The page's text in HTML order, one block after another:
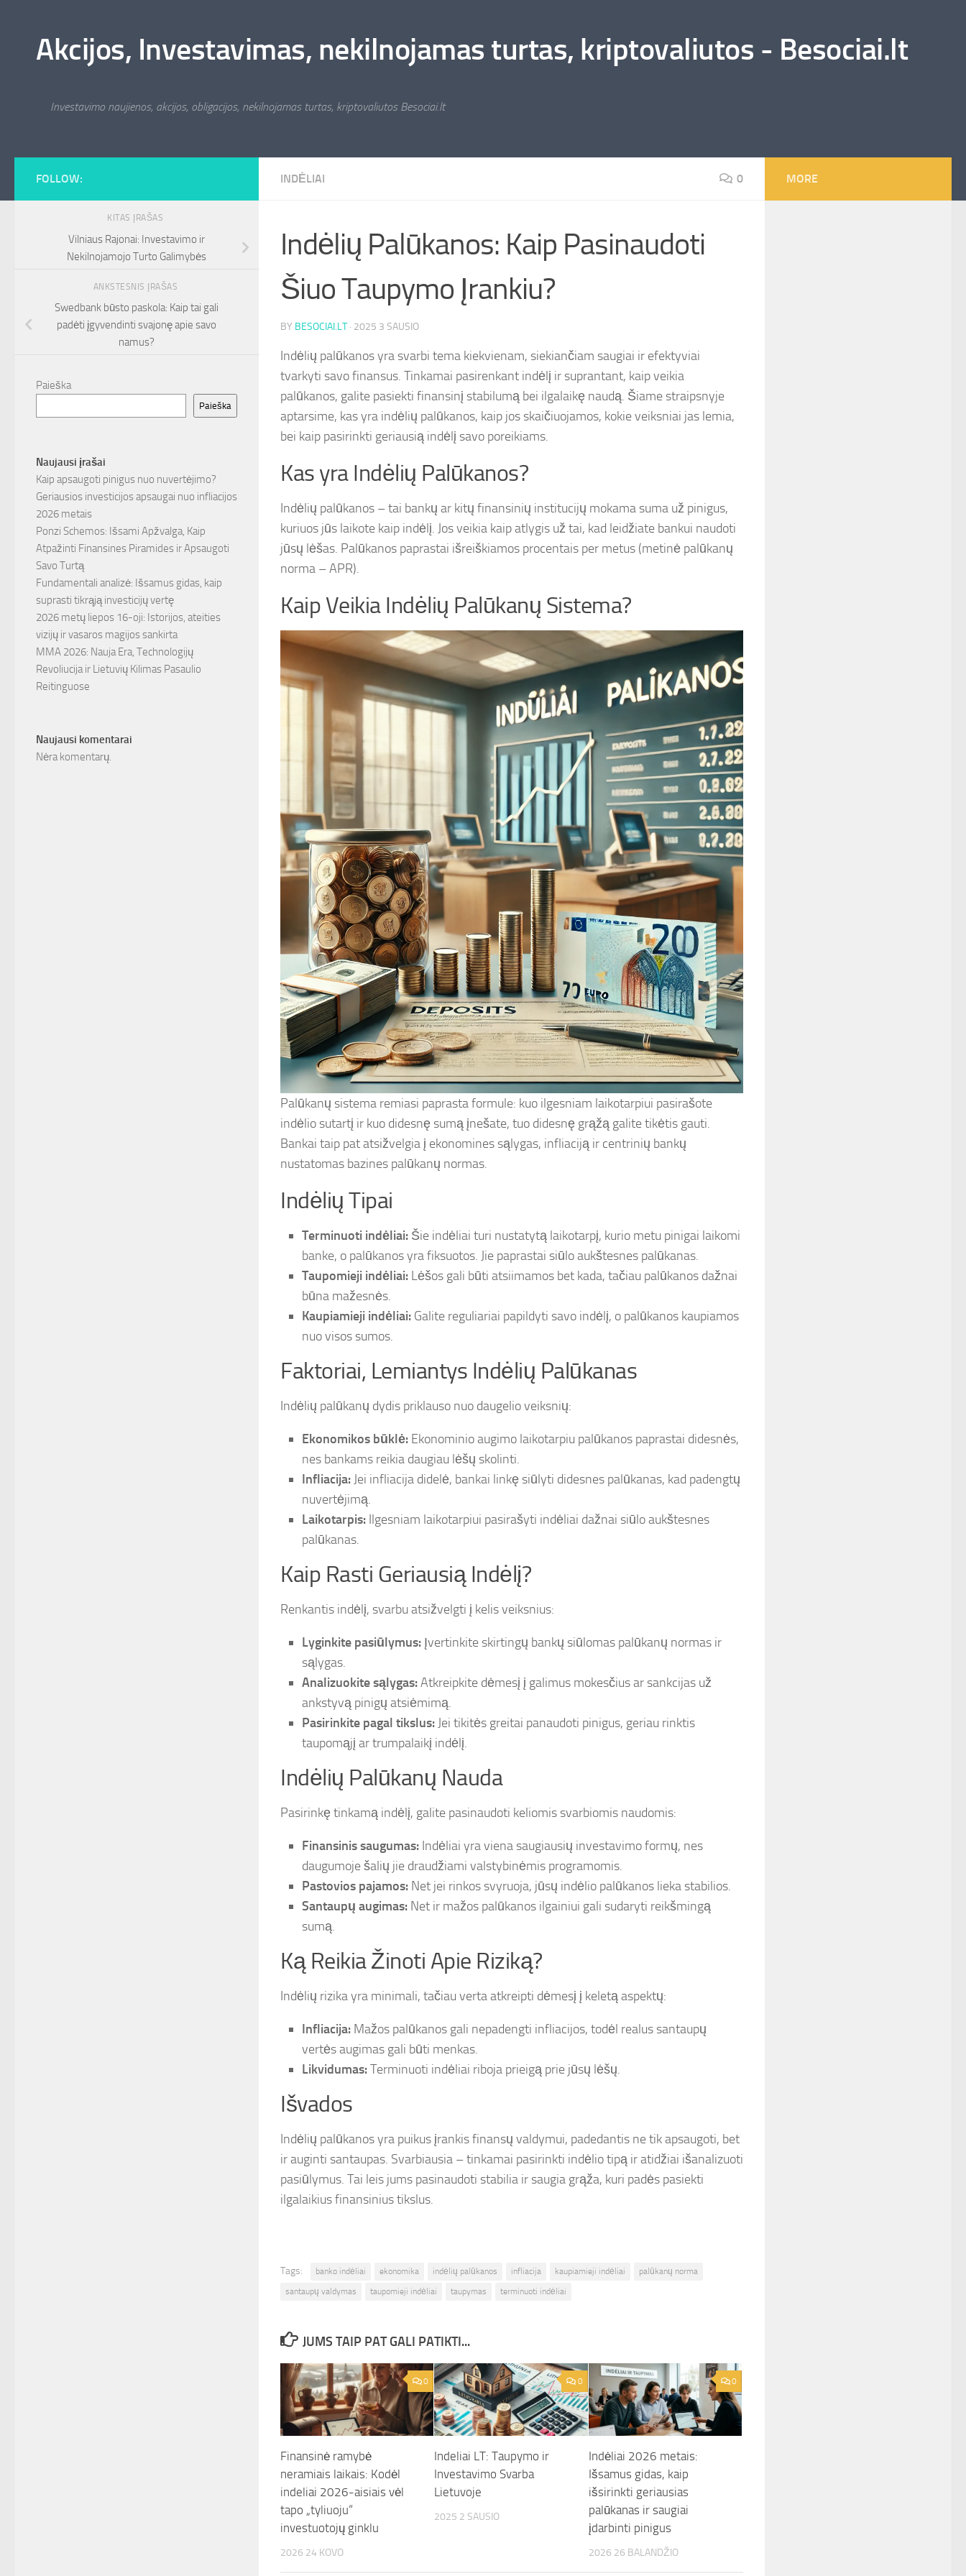
Akcijos, Investavimas, nekilnojamas turtas, kriptovaliutos - Besociai.lt
Investavimo naujienos, akcijos, obligacijos, nekilnojamas turtas, kriptovaliutos Besociai.lt
INDĖLIAI 0
Indėlių Palūkanos: Kaip Pasinaudoti
Šiuo Taupymo Įrankiu?
BY BESOCIAI.LT · 2025 3 SAUSIO
Indėlių palūkanos yra svarbi tema kiekvienam, siekiančiam saugiai ir efektyviai
tvarkyti savo finansus. Tinkamai pasirenkant indėlį ir suprantant, kaip veikia
palūkanos, galite pasiekti finansinį stabilumą bei ilgalaikę naudą. Šiame straipsnyje
aptarsime, kas yra indėlių palūkanos, kaip jos skaičiuojamos, kokie veiksniai jas lemia,
bei kaip pasirinkti geriausią indėlį savo poreikiams.
Kas yra Indėlių Palūkanos?
Indėlių palūkanos – tai bankų ar kitų finansinių institucijų mokama suma už pinigus,
kuriuos jūs laikote kaip indėlį. Jos veikia kaip atlygis už tai, kad leidžiate bankui naudoti
jūsų lėšas. Palūkanos paprastai išreiškiamos procentais per metus (metinė palūkanų
norma – APR).
Kaip Veikia Indėlių Palūkanų Sistema?
Palūkanų sistema remiasi paprasta formule: kuo ilgesniam laikotarpiui pasirašote
indėlio sutartį ir kuo didesnę sumą įnešate, tuo didesnę grąžą galite tikėtis gauti.
Bankai taip pat atsižvelgia į ekonomines sąlygas, infliaciją ir centrinių bankų
nustatomas bazines palūkanų normas.
Indėlių Tipai
Terminuoti indėliai: Šie indėliai turi nustatytą laikotarpį, kurio metu pinigai laikomi
banke, o palūkanos yra fiksuotos. Jie paprastai siūlo aukštesnes palūkanas.
Taupomieji indėliai: Lėšos gali būti atsiimamos bet kada, tačiau palūkanos dažnai
būna mažesnės.
Kaupiamieji indėliai: Galite reguliariai papildyti savo indėlį, o palūkanos kaupiamos
nuo visos sumos.
Faktoriai, Lemiantys Indėlių Palūkanas
Indėlių palūkanų dydis priklauso nuo daugelio veiksnių:
Ekonomikos būklė: Ekonominio augimo laikotarpiu palūkanos paprastai didesnės,
nes bankams reikia daugiau lėšų skolinti.
Infliacija: Jei infliacija didelė, bankai linkę siūlyti didesnes palūkanas, kad padengtų
nuvertėjimą.
Laikotarpis: Ilgesniam laikotarpiui pasirašyti indėliai dažnai siūlo aukštesnes
palūkanas.
Kaip Rasti Geriausią Indėlį?
Renkantis indėlį, svarbu atsižvelgti į kelis veiksnius:
Lyginkite pasiūlymus: Įvertinkite skirtingų bankų siūlomas palūkanų normas ir
sąlygas.
Analizuokite sąlygas:Atkreipkite dėmesį į galimus mokesčius ar sankcijas už
ankstyvą pinigų atsiėmimą.
Pasirinkite pagal tikslus: Jei tikitės greitai panaudoti pinigus, geriau rinktis
taupomąjį ar trumpalaikį indėlį.
Indėlių Palūkanų Nauda
Pasirinkę tinkamą indėlį, galite pasinaudoti keliomis svarbiomis naudomis:
Finansinis saugumas: Indėliai yra viena saugiausių investavimo formų, nes
daugumoje šalių jie draudžiami valstybinėmis programomis.
Pastovios pajamos: Net jei rinkos svyruoja, jūsų indėlio palūkanos lieka stabilios.
Santaupų augimas: Net ir mažos palūkanos ilgainiui gali sudaryti reikšmingą
sumą.
Ką Reikia Žinoti Apie Riziką?
Indėlių rizika yra minimali, tačiau verta atkreipti dėmesį į keletą aspektų:
Infliacija: Mažos palūkanos gali nepadengti infliacijos, todėl realus santaupų
vertės augimas gali būti menkas.
Likvidumas:Terminuoti indėliai riboja prieigą prie jūsų lėšų.
Išvados
Indėlių palūkanos yra puikus įrankis finansų valdymui, padedantis ne tik apsaugoti, bet
ir auginti santaupas. Svarbiausia – tinkamai pasirinkti indėlio tipą ir atidžiai išanalizuoti
pasiūlymus. Tai leis jums pasinaudoti stabilia ir saugia grąža, kuri padės pasiekti
ilgalaikius finansinius tikslus.
Tags: banko indėliai ekonomika indėlių palūkanos infliacija kaupiamieji indėliai
palūkanų norma
santaupų valdymas
taupomieji indėliai taupymas terminuoti indėliai
JUMS TAIP PAT GALI PATIKTI...
0
Finansinė ramybė
neramiais laikais: Kodėl
indeliai 2026-aisiais vėl
tapo „tyliuoju“
investuotojų ginklu
2026 24 KOVO
0
Indeliai LT: Taupymo ir
Investavimo Svarba
Lietuvoje
2025 2 SAUSIO
0
Indėliai 2026 metais:
Išsamus gidas, kaip
išsirinkti geriausias
palūkanas ir saugiai
įdarbinti pinigus
2026 26 BALANDŽIO
FOLLOW:
KITAS ĮRAŠAS
Vilniaus Rajonai: Investavimo ir
Nekilnojamojo Turto Galimybės
ANKSTESNIS ĮRAŠAS
Swedbank būsto paskola: Kaip tai gali
padėti įgyvendinti svajonę apie savo
namus?
Paieška
Paieška
Naujausi įrašai
Kaip apsaugoti pinigus nuo nuvertėjimo?
Geriausios investicijos apsaugai nuo infliacijos
2026 metais
Ponzi Schemos: Išsami Apžvalga, Kaip
Atpažinti Finansines Piramides ir Apsaugoti
Savo Turtą
Fundamentali analizė: Išsamus gidas, kaip
suprasti tikrąją investicijų vertę
2026 metų liepos 16-oji: Istorijos, ateities
vizijų ir vasaros magijos sankirta
MMA 2026: Nauja Era, Technologijų
Revoliucija ir Lietuvių Kilimas Pasaulio
Reitinguose
Naujausi komentarai
Nėra komentarų.
MORE